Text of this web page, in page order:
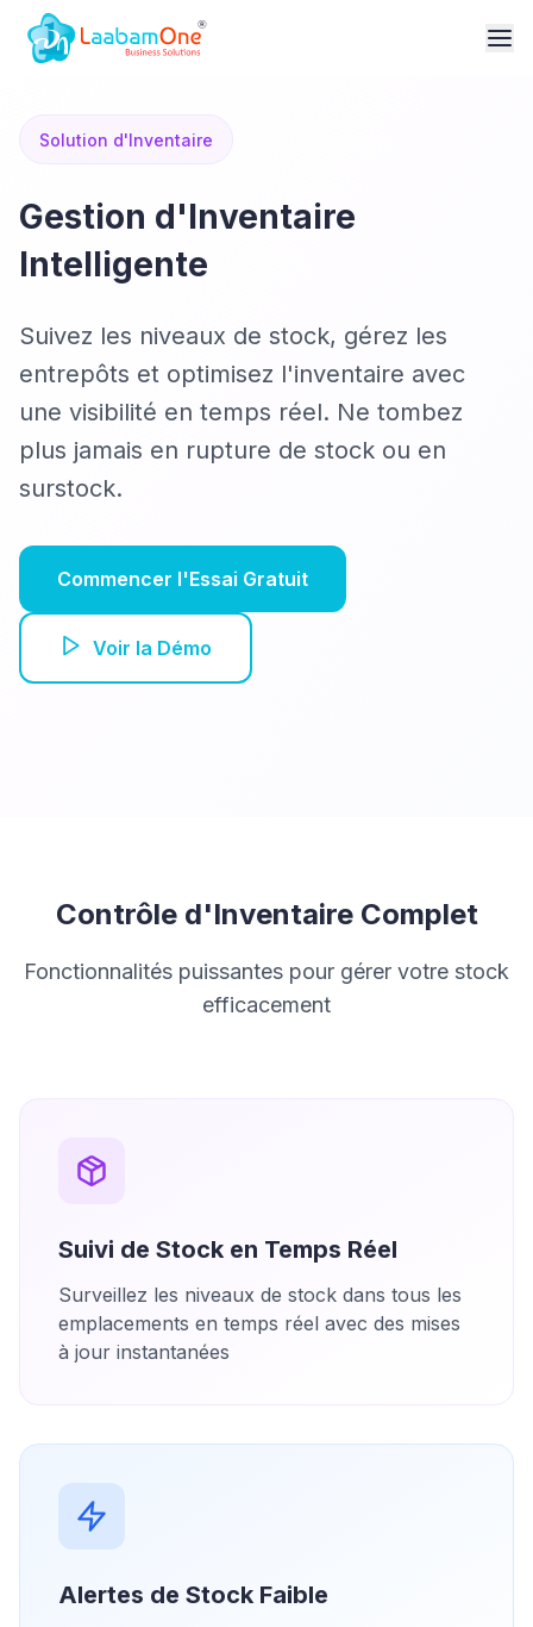
Solution d'Inventaire
Gestion d'Inventaire
Intelligente
Suivez les niveaux de stock, gérez les
entrepôts et optimisez l'inventaire avec
une visibilité en temps réel. Ne tombez
plus jamais en rupture de stock ou en
surstock.
Commencer l'Essai Gratuit
Voir la Démo
Contrôle d'Inventaire Complet
Fonctionnalités puissantes pour gérer votre stock
efficacement
Suivi de Stock en Temps Réel
Surveillez les niveaux de stock dans tous les
emplacements en temps réel avec des mises
à jour instantanées
Alertes de Stock Faible